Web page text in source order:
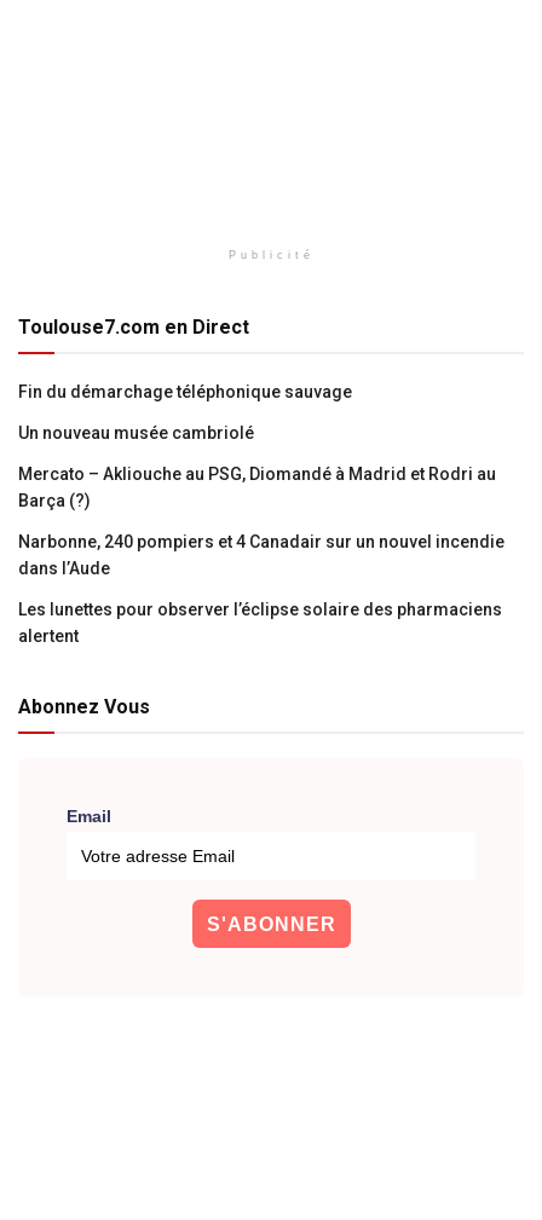
Publicité
Toulouse7.com en Direct
Fin du démarchage téléphonique sauvage
Un nouveau musée cambriolé
Mercato – Akliouche au PSG, Diomandé à Madrid et Rodri au
Barça (?)
Narbonne, 240 pompiers et 4 Canadair sur un nouvel incendie
dans l’Aude
Les lunettes pour observer l’éclipse solaire des pharmaciens
alertent
Abonnez Vous
Email